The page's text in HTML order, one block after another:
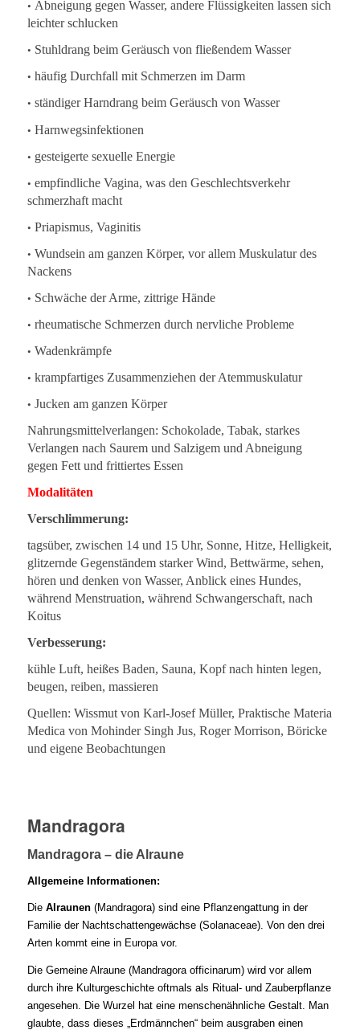
• Abneigung gegen Wasser, andere Flüssigkeiten lassen sich
leichter schlucken
• Stuhldrang beim Geräusch von fließendem Wasser
• häufig Durchfall mit Schmerzen im Darm
• ständiger Harndrang beim Geräusch von Wasser
• Harnwegsinfektionen
• gesteigerte sexuelle Energie
• empfindliche Vagina, was den Geschlechtsverkehr
schmerzhaft macht
• Priapismus, Vaginitis
• Wundsein am ganzen Körper, vor allem Muskulatur des
Nackens
• Schwäche der Arme, zittrige Hände
• rheumatische Schmerzen durch nervliche Probleme
• Wadenkrämpfe
• krampfartiges Zusammenziehen der Atemmuskulatur
• Jucken am ganzen Körper
Nahrungsmittelverlangen: Schokolade, Tabak, starkes
Verlangen nach Saurem und Salzigem und Abneigung
gegen Fett und frittiertes Essen
Modalitäten
Verschlimmerung:
tagsüber, zwischen 14 und 15 Uhr, Sonne, Hitze, Helligkeit,
glitzernde Gegenständem starker Wind, Bettwärme, sehen,
hören und denken von Wasser, Anblick eines Hundes,
während Menstruation, während Schwangerschaft, nach
Koitus
Verbesserung:
kühle Luft, heißes Baden, Sauna, Kopf nach hinten legen,
beugen, reiben, massieren
Quellen: Wissmut von Karl-Josef Müller, Praktische Materia
Medica von Mohinder Singh Jus, Roger Morrison, Böricke
und eigene Beobachtungen
Mandragora
Mandragora – die Alraune
Allgemeine Informationen:
Die Alraunen (Mandragora) sind eine Pflanzengattung in der
Familie der Nachtschattengewächse (Solanaceae). Von den drei
Arten kommt eine in Europa vor.
Die Gemeine Alraune (Mandragora officinarum) wird vor allem
durch ihre Kulturgeschichte oftmals als Ritual- und Zauberpflanze
angesehen. Die Wurzel hat eine menschenähnliche Gestalt. Man
glaubte, dass dieses „Erdmännchen“ beim ausgraben einen